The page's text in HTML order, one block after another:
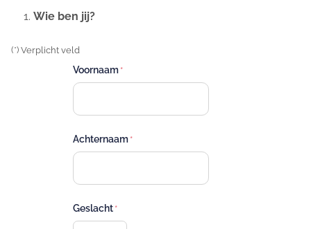
Wie ben jij?
(*) Verplicht veld
Voornaam
Achternaam
Geslacht